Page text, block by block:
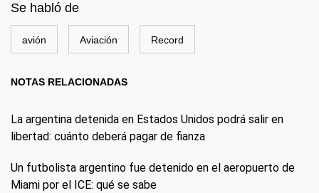
Se habló de
avión Aviación Record
NOTAS RELACIONADAS
La argentina detenida en Estados Unidos podrá salir en
libertad: cuánto deberá pagar de fianza
Un futbolista argentino fue detenido en el aeropuerto de
Miami por el ICE: qué se sabe